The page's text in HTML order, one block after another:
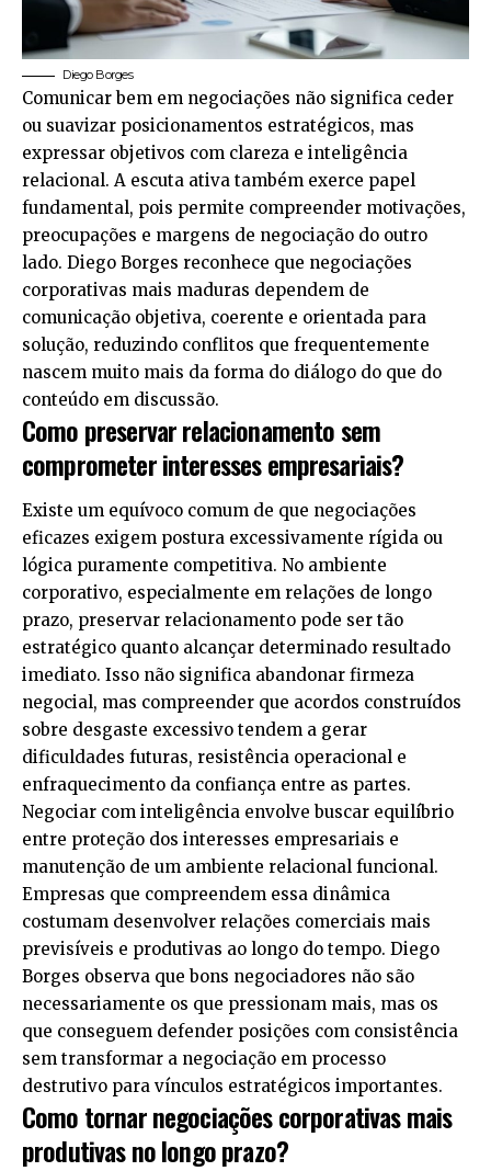
Diego Borges
Comunicar bem em negociações não significa ceder
ou suavizar posicionamentos estratégicos, mas
expressar objetivos com clareza e inteligência
relacional. A escuta ativa também exerce papel
fundamental, pois permite compreender motivações,
preocupações e margens de negociação do outro
lado. Diego Borges reconhece que negociações
corporativas mais maduras dependem de
comunicação objetiva, coerente e orientada para
solução, reduzindo conflitos que frequentemente
nascem muito mais da forma do diálogo do que do
conteúdo em discussão.
Como preservar relacionamento sem
comprometer interesses empresariais?
Existe um equívoco comum de que negociações
eficazes exigem postura excessivamente rígida ou
lógica puramente competitiva. No ambiente
corporativo, especialmente em relações de longo
prazo, preservar relacionamento pode ser tão
estratégico quanto alcançar determinado resultado
imediato. Isso não significa abandonar firmeza
negocial, mas compreender que acordos construídos
sobre desgaste excessivo tendem a gerar
dificuldades futuras, resistência operacional e
enfraquecimento da confiança entre as partes.
Negociar com inteligência envolve buscar equilíbrio
entre proteção dos interesses empresariais e
manutenção de um ambiente relacional funcional.
Empresas que compreendem essa dinâmica
costumam desenvolver relações comerciais mais
previsíveis e produtivas ao longo do tempo. Diego
Borges observa que bons negociadores não são
necessariamente os que pressionam mais, mas os
que conseguem defender posições com consistência
sem transformar a negociação em processo
destrutivo para vínculos estratégicos importantes.
Como tornar negociações corporativas mais
produtivas no longo prazo?